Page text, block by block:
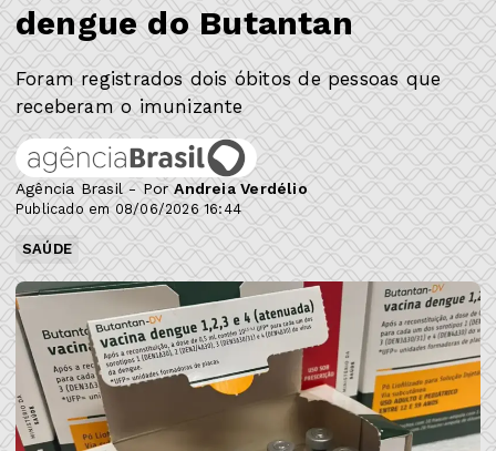
dengue do Butantan
Foram registrados dois óbitos de pessoas que
receberam o imunizante
Agência Brasil - PorAndreia Verdélio
Publicado em 08/06/2026 16:44
SAÚDE